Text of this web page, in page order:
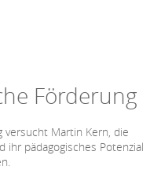
Förderung
versucht Martin Kern, die
ihr pädagogisches Potenzial